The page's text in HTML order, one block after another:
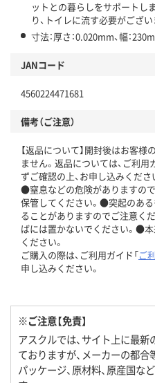
ットとの暮らしをサポートし
り、トイレに流す必要がござい
寸法：厚さ：0.020mm、幅：
JANコード
4560224471681
備考（ご注意）
【返品について】開封後はお客
ません。返品については、ご利用
ずご確認の上、お申し込みくださ
●窒息などの危険がありますの
保管してください。●突起のあ
ることがありますのでご注意く
ばには置かないでください。●
ください。
ご購入の際は、ご利用ガイド「ご
申し込みください。
※ご注意【免責】
アスクルでは、サイト上に最
ておりますが、メーカーの都合
パッケージ、原材料、原産国な